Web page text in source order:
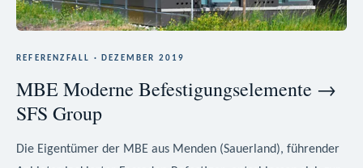
REFERENZFALL · DEZEMBER 2019
MBE Moderne Befestigungselemente →
SFS Group
Die Eigentümer der MBE aus Menden (Sauerland), führender